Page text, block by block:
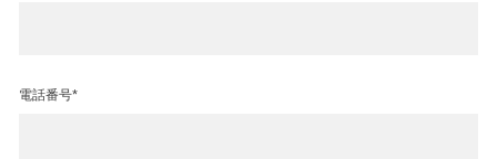
電話番号*